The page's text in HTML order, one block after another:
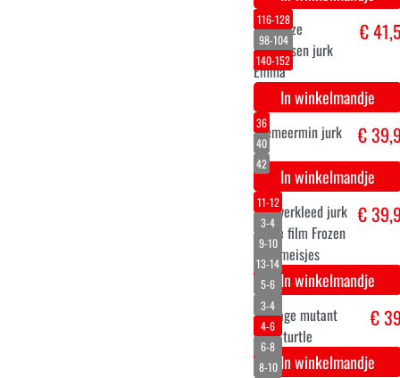
Wicked blauwe
prinses jurk
€
In winkelmandje
L
Star trek
uniform
discovery
kostuum
€ 69,9€
In winkelmandje
S-M